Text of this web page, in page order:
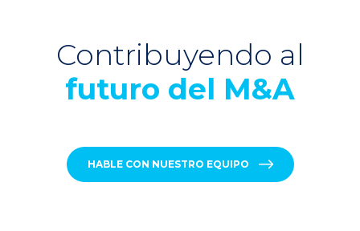
Contribuyendo al
futuro del M&A
HABLE CON NUESTRO EQUIPO